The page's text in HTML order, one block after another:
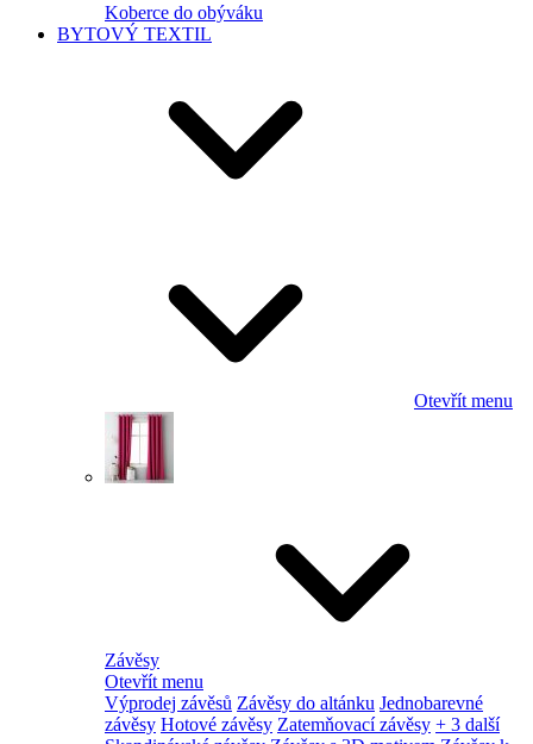
Koberce do obýváku
BYTOVÝ TEXTIL
Otevřít menu
Závěsy
Otevřít menu
Výprodej závěsů Závěsy do altánku Jednobarevné
závěsy Hotové závěsy Zatemňovací závěsy + 3 další